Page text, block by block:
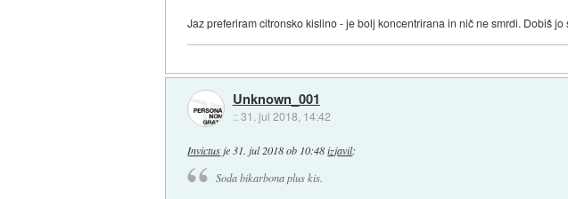
Jaz preferiram citronsko kislino - je bolj koncentrirana in nič ne smrdi. Dobiš jo
Unknown_001
::31. jul 2018, 14:42
Invictus je 31. jul 2018 ob 10:48 izjavil:
Soda bikarbona plus kis.